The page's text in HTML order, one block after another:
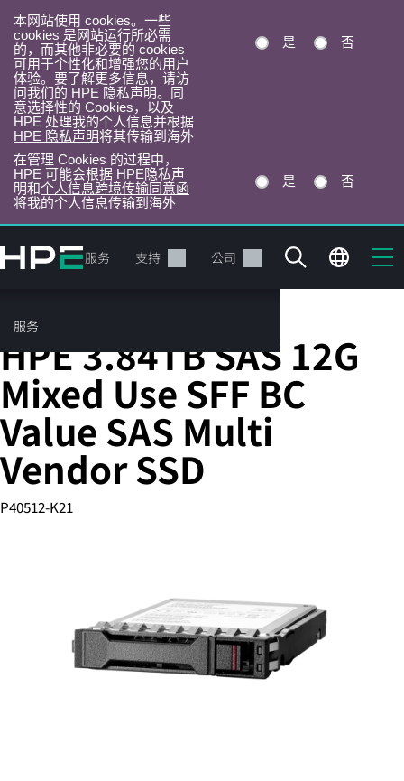
本网站使用 cookies。一些
cookies 是网站运行所必需
的，而其他非必要的 cookies
可用于个性化和增强您的用户
体验。要了解更多信息，请访
问我们的 HPE 隐私声明。同
意选择性的 Cookies，以及
HPE 处理我的个人信息并根据
HPE 隐私声明将其传输到海外
是 否
在管理 Cookies 的过程中，
HPE 可能会根据 HPE隐私声
明和个人信息跨境传输同意函
将我的个人信息传输到海外
是 否
转
到
目
录
产品 服务 支持 公司
服务
您的购物车目前是空的
Server Solid State Drives
HPE 3.84TB SAS 12G
Mixed Use SFF BC
Value SAS Multi
Vendor SSD
P40512-K21